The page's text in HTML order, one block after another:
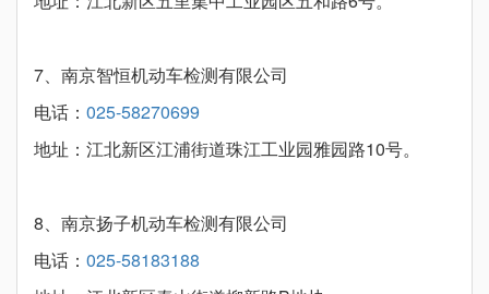
7、南京智恒机动车检测有限公司
电话： 025-58270699
地址：江北新区江浦街道珠江工业园雅园路10号。
8、南京扬子机动车检测有限公司
电话： 025-58183188